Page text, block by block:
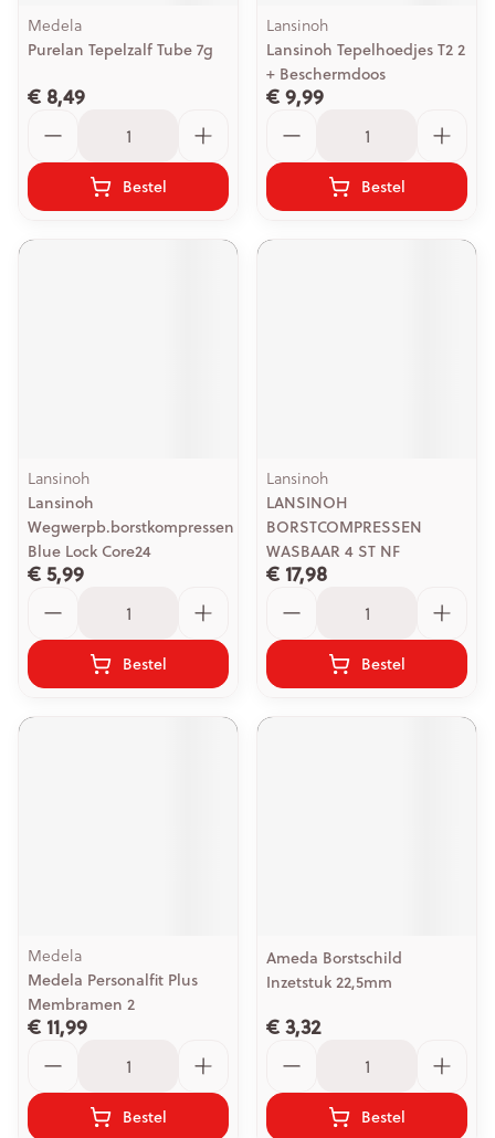
Medela
Purelan Tepelzalf Tube 7g
€ 8,49
Bestel
Lansinoh
Lansinoh Tepelhoedjes T2 2
+ Beschermdoos
€ 9,99
Bestel
Lansinoh
Lansinoh
Wegwerpb.borstkompressen
Blue Lock Core24
€ 5,99
Bestel
Lansinoh
LANSINOH
BORSTCOMPRESSEN
WASBAAR 4 ST NF
€ 17,98
Bestel
Medela
Medela Personalfit Plus
Membramen 2
€ 11,99
Bestel
Ameda Borstschild
Inzetstuk 22,5mm
€ 3,32
Bestel